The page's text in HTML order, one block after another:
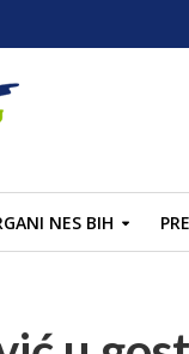
NES BIH